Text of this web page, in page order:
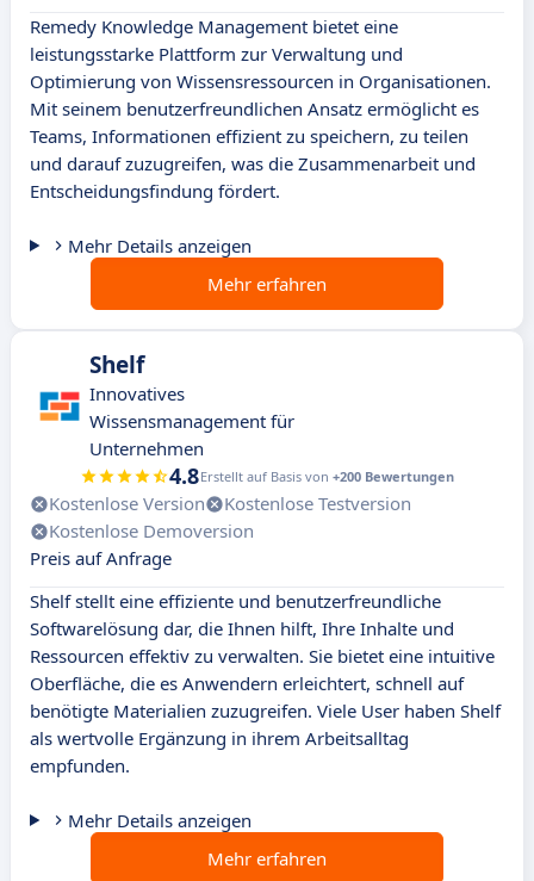
Remedy Knowledge Management bietet eine
leistungsstarke Plattform zur Verwaltung und
Optimierung von Wissensressourcen in Organisationen.
Mit seinem benutzerfreundlichen Ansatz ermöglicht es
Teams, Informationen effizient zu speichern, zu teilen
und darauf zuzugreifen, was die Zusammenarbeit und
Entscheidungsfindung fördert.
Mehr Details anzeigen
Mehr erfahren
Shelf
Innovatives
Wissensmanagement für
Unternehmen
4.8Erstellt auf Basis von +200 Bewertungen
Kostenlose Version
Kostenlose Testversion
Kostenlose Demoversion
Preis auf Anfrage
Shelf stellt eine effiziente und benutzerfreundliche
Softwarelösung dar, die Ihnen hilft, Ihre Inhalte und
Ressourcen effektiv zu verwalten. Sie bietet eine intuitive
Oberfläche, die es Anwendern erleichtert, schnell auf
benötigte Materialien zuzugreifen. Viele User haben Shelf
als wertvolle Ergänzung in ihrem Arbeitsalltag
empfunden.
Mehr Details anzeigen
Mehr erfahren